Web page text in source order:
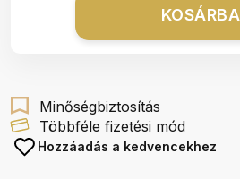
KOSÁRBA
Minőségbiztosítás
Többféle fizetési mód
Hozzáadás a kedvencekhez